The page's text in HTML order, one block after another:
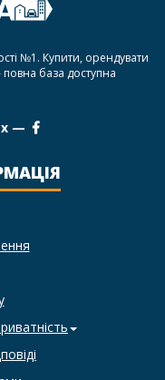
№1. Купити, орендувати
повна база доступна
—